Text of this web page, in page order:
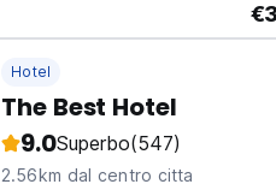
Hotel
The Best Hotel
9.0Superbo(547)
2.56km dal centro citta